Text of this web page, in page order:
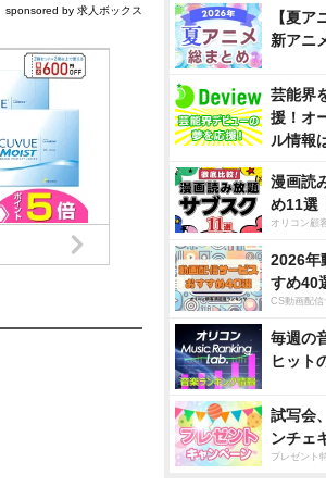
sponsored by 求人ボックス
【夏
新アニ
芸能界
援！オ
ル情報
漫画読
め11選
オリコン顧
2026年
すめ40
CS動画配信
毎週の
ヒット
試写会
ンチェ
プレゼント